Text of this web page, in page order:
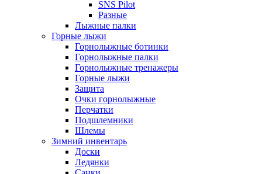
SNS Pilot
Разные
Лыжные палки
Горные лыжи
Горнoлыжные ботинки
Горнолыжные палки
Горнолыжные тренажеры
Горные лыжи
Защита
Очки горнолыжные
Перчатки
Подшлемники
Шлемы
Зимний инвентарь
Доски
Ледянки